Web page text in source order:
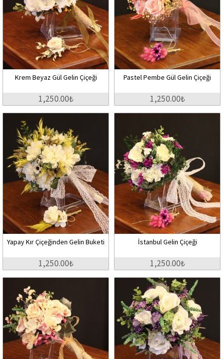
Krem Beyaz Gül Gelin Çiçeği
1,250.00₺
Pastel Pembe Gül Gelin Çiçeği
1,250.00₺
Yapay Kır Çiçeğinden Gelin Buketi
1,250.00₺
İstanbul Gelin Çiçeği
1,250.00₺